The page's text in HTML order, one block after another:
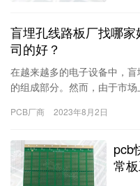
盲埋孔线路板厂找哪
司的好？
在越来越多的电子设备中，
的组成部分。然而，由于市
线路…
PCB厂商 2023年8月2日
pcb
常